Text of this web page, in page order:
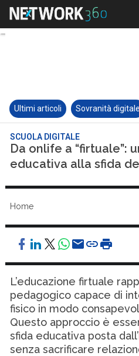
Ultimi articoli Sovranità digitale
SCUOLA DIGITALE
Da onlife a “firtuale”:
educativa alla sfida
Home
L’educazione firtuale
pedagogico capace di
fisico in modo
Questo approccio è
sfida educativa posta
senza sacrificare